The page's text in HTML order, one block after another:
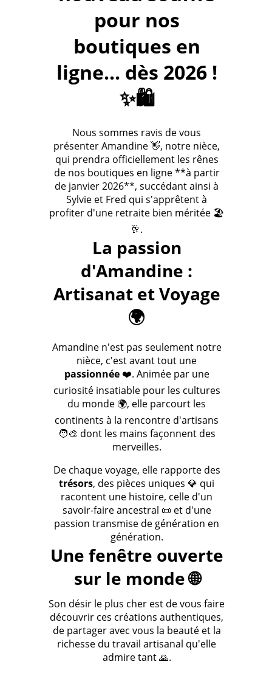
pour nos
boutiques en
ligne... dès 2026 !
✨🛍️
Nous sommes ravis de vous
présenter Amandine 👋, notre nièce,
qui prendra officiellement les rênes
de nos boutiques en ligne **à partir
de janvier 2026**, succédant ainsi à
Sylvie et Fred qui s'apprêtent à
profiter d'une retraite bien méritée 🏖️
🥂.
La passion
d'Amandine :
Artisanat et Voyage
🌍
Amandine n'est pas seulement notre
nièce, c'est avant tout une
passionnée❤️. Animée par une
curiosité insatiable pour les cultures
du monde 🌍, elle parcourt les
continents à la rencontre d'artisans
🧑‍🎨 dont les mains façonnent des
merveilles.
De chaque voyage, elle rapporte des
trésors, des pièces uniques 💎 qui
racontent une histoire, celle d'un
savoir-faire ancestral 📜 et d'une
passion transmise de génération en
génération.
Une fenêtre ouverte
sur le monde 🌐
Son désir le plus cher est de vous faire
découvrir ces créations authentiques,
de partager avec vous la beauté et la
richesse du travail artisanal qu'elle
admire tant 🙏.